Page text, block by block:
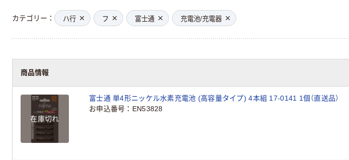
カテゴリー ハ行 フ 富士通 充電池/充電器
商品情報
在庫切れ
富士通 単4形ニッケル水素充電池 (高容量タイプ) 4本組 17-0141 1個（直送品）
お申込番号
EN53828